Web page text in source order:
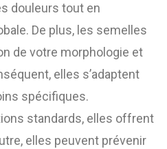
douleurs tout en
De plus, les semelles
de votre morphologie et
elles s’adaptent
spécifiques.
standards, elles offrent
elles peuvent prévenir